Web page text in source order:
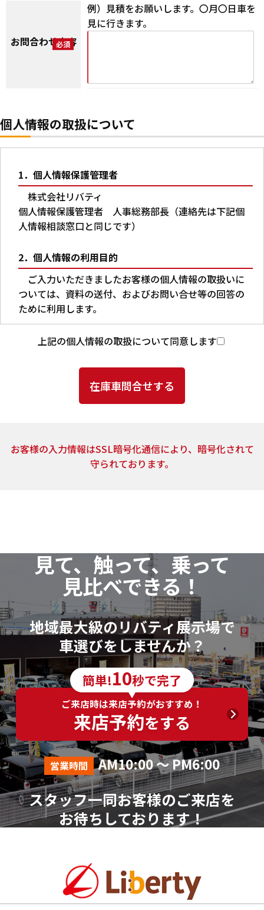
お問合わせ内容
例）見積をお願いします。〇月〇日車を
見に行きます。
個人情報の取扱について
1．個人情報保護管理者
株式会社リバティ
個人情報保護管理者 人事総務部長（連絡先は下記個
人情報相談窓口と同じです）
2．個人情報の利用目的
ご入力いただきましたお客様の個人情報の取扱いに
ついては、資料の送付、およびお問い合せ等の回答の
ために利用します。
3．第三者への提供
とはありません。
上記2.の利用目的の達成に必要な範囲内において、ご
提供頂いた個人情報の取扱いを委託する場合がありま
す。当社は、個人情報の取扱いを委託する場合、業務委
当社は、当該資料請求により取得した開示対象個人
情報の利用目的の通知・開示・訂正または削除・利用
の停止（以下「開示等」といいます。）に応じます。
開示等に関するお問い合わせ：各店舗営業窓口もし
くは、以下個人情報相談窓口
6．個人情報の取得に応じることの任意性
ご入力は任意ですが、ご入力いただけない項目やご
入力いただいた個人情報に漏れや誤りがあった場合、
資料請求およびお問合せに対する回答が出来ない場合
がございます。
7．その他
本人が容易に認識できない方法による個人情報の取
得は行っておりません。
個人情報に関する相談窓口
（平日AM10:00～PM18:00 ※土、日、祝、年末年始を
上記の個人情報の取扱について同意します
お客様の入力情報はSSL暗号化通信により、暗号化されて
守られております。
見て、触って、乗って
見比べできる！
地域最大級のリバティ展示場で
車選びをしませんか？
簡単!10秒で完了
ご来店時は来店予約がおすすめ！
来店予約をする
営業時間 AM10:00 ～ PM6:00
スタッフ一同お客様のご来店を
お待ちしております！